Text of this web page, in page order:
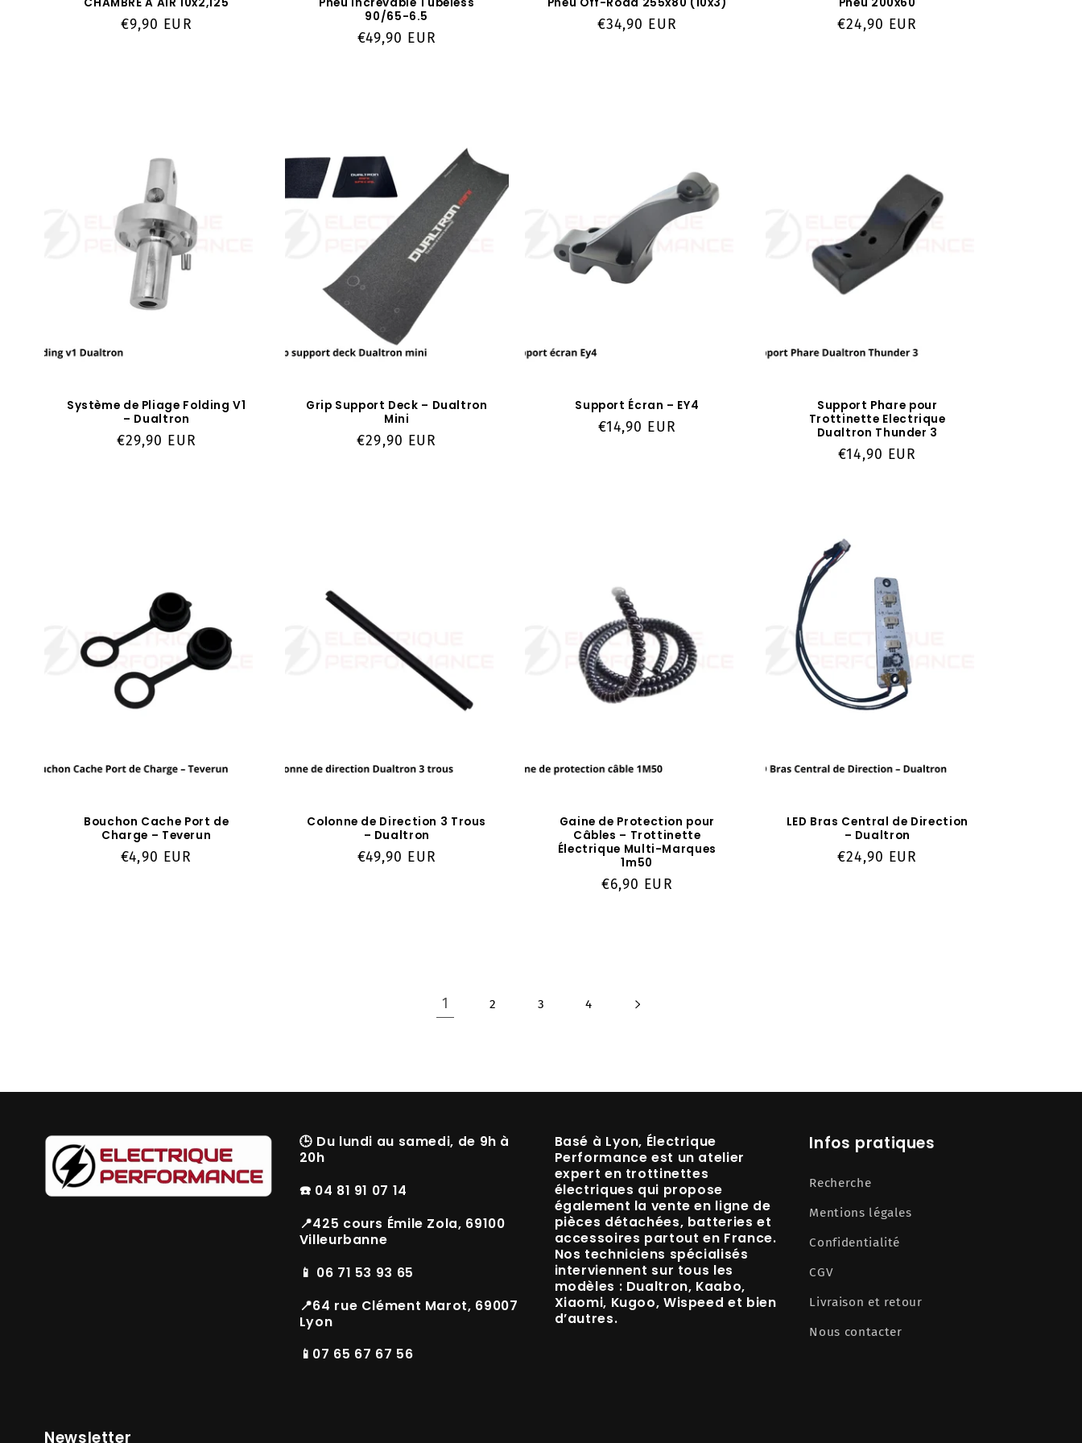
Prix
€9,90 EUR
90/65-6.5
Prix
€49,90 EUR
Prix
€34,90 EUR
Prix
€24,90 EUR
Système de Pliage Folding V1
– Dualtron
Prix
€29,90 EUR
Grip Support Deck – Dualtron
Mini
Prix
€29,90 EUR
Support Écran – EY4
Prix
€14,90 EUR
Support Phare pour
Trottinette Electrique
Dualtron Thunder 3
Prix
€14,90 EUR
Bouchon Cache Port de
Charge – Teverun
Prix
€4,90 EUR
Colonne de Direction 3 Trous
– Dualtron
Prix
€49,90 EUR
Gaine de Protection pour
Câbles – Trottinette
Électrique Multi-Marques
1m50
Prix
€6,90 EUR
LED Bras Central de Direction
– Dualtron
Prix
€24,90 EUR
1 2 3 4
🕒 Du lundi au samedi, de 9h à
20h
☎️ 04 81 91 07 14
📍425 cours Émile Zola, 69100
Villeurbanne
📱 06 71 53 93 65
📍64 rue Clément Marot, 69007
Lyon
📱07 65 67 67 56
Basé à Lyon, Électrique
Performance est un atelier
expert en trottinettes
électriques qui propose
également la vente en ligne de
pièces détachées, batteries et
accessoires partout en France.
Nos techniciens spécialisés
interviennent sur tous les
modèles : Dualtron, Kaabo,
Xiaomi, Kugoo, Wispeed et bien
d’autres.
Infos pratiques
Recherche
Mentions légales
Confidentialité
CGV
Livraison et retour
Nous contacter
Newsletter